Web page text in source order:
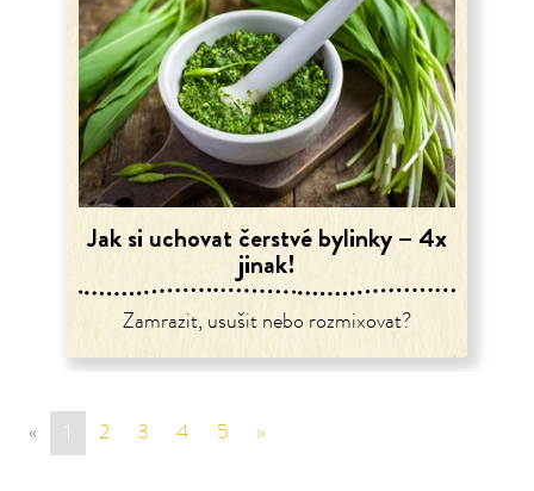
Jak si uchovat čerstvé bylinky – 4x
jinak!
Zamrazit, usušit nebo rozmixovat?
« sr.page.previous
1 2 3 4 5 »